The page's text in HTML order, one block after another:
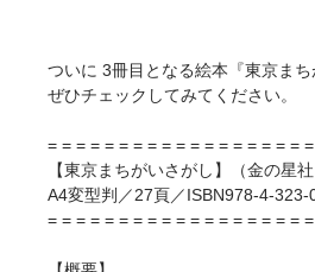
ついに 3冊目となる絵本『東京ま
ぜひチェックしてみてください。
= = = = = = = = = = = = = = = = = =
【東京まちがいさがし】（金の星
A4変型判／27頁／ISBN978-4-323-
= = = = = = = = = = = = = = = = = =